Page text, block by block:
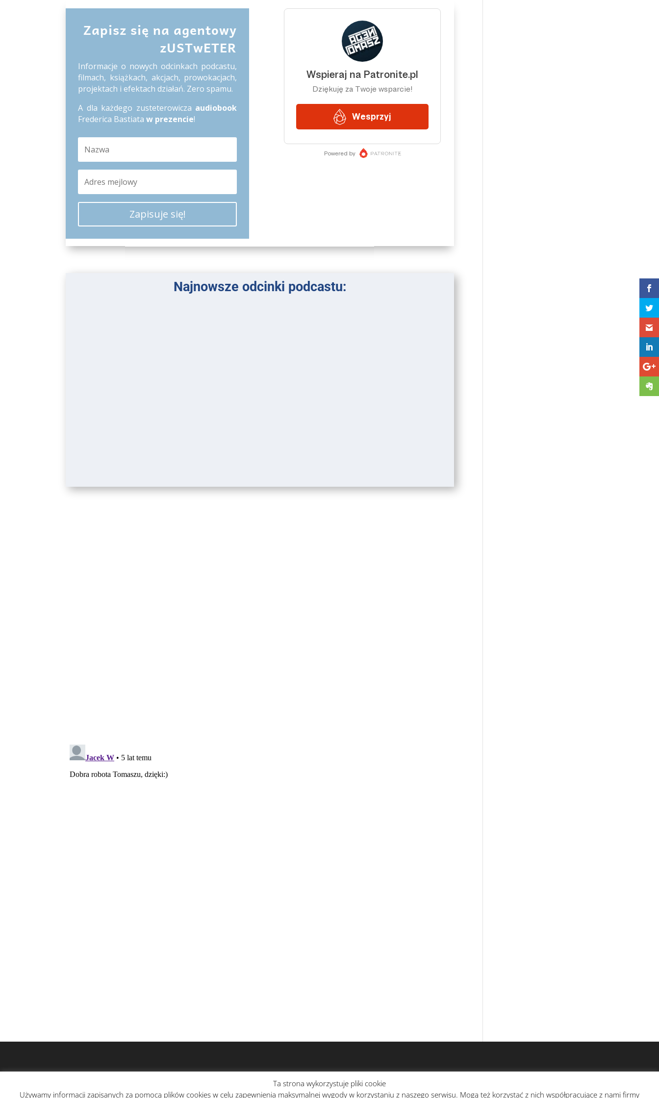
Zapisz się na agentowy
zUSTwETER
Informacje o nowych odcinkach podcastu,
filmach, książkach, akcjach, prowokacjach,
projektach i efektach działań. Zero spamu.
A dla każdego zusteterowicza audiobook
Frederica Bastiataw prezencie!
Zapisuje się!
Najnowsze odcinki podcastu:
Ta strona wykorzystuje pliki cookie
Używamy informacji zapisanych za pomocą plików cookies w celu zapewnienia maksymalnej wygody w korzystaniu z naszego serwisu. Mogą też korzystać z nich współpracujące z nami firmy